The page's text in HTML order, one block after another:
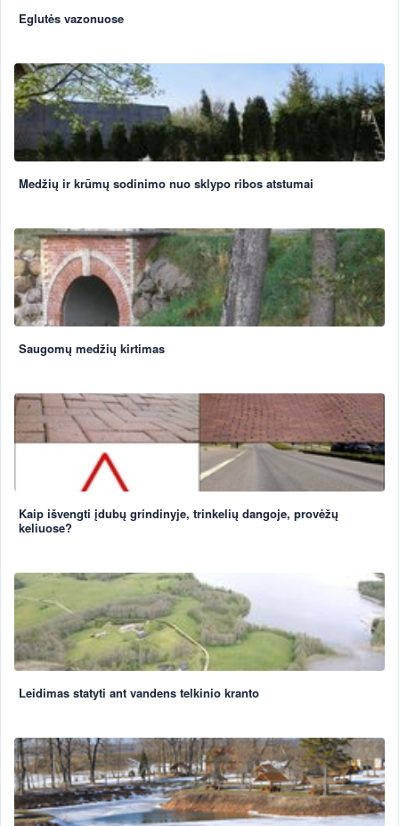
Eglutės vazonuose
Medžių ir krūmų sodinimo nuo sklypo ribos atstumai
Saugomų medžių kirtimas
Kaip išvengti įdubų grindinyje, trinkelių dangoje, provėžų
keliuose?
Leidimas statyti ant vandens telkinio kranto